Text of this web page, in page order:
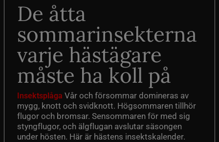
De åtta
sommarinsekterna
varje hästägare
måste ha koll på
Insektsplåga Vår och försommar domineras av
mygg, knott och svidknott. Högsommaren tillhör
flugor och bromsar. Sensommaren för med sig
styngflugor, och älgflugan avslutar säsongen
under hösten. Här är hästens insektskalender.